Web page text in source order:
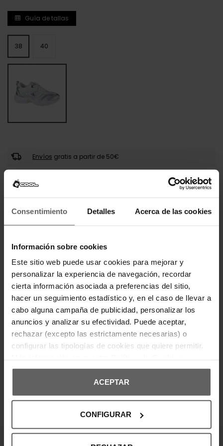
Consentimiento Detalles Acerca de las cookies
Información sobre cookies
Este sitio web puede usar cookies para mejorar y
personalizar la experiencia de navegación, recordar
cierta información asociada a preferencias del sitio,
hacer un seguimiento estadístico y, en el caso de llevar a
cabo alguna campaña de publicidad, personalizar los
anuncios y analizar su efectividad. Puede aceptar,
rechazar (excepto las estrictamente necesarias) o
configurar las tipologías de cookies que quiere permitir.
ACEPTAR
CONFIGURAR
Guía de tallas
38 40
Envíos gratis a partir de 50€
Llega en 24-48 horas
DESCRIPCIÓN
Parte superior de piel genuina y piel sintética. Interior
de mezcla de espuma reciclada. Suela EVA
cómoda. Detalles plateados y reflejados. Logo
Calvin Klein en el lateral a contraste.
DETALLES DEL PRODUCTO
DEVOLUCIONES Y CAMBIOS
OPINIONES DE CLIENTES